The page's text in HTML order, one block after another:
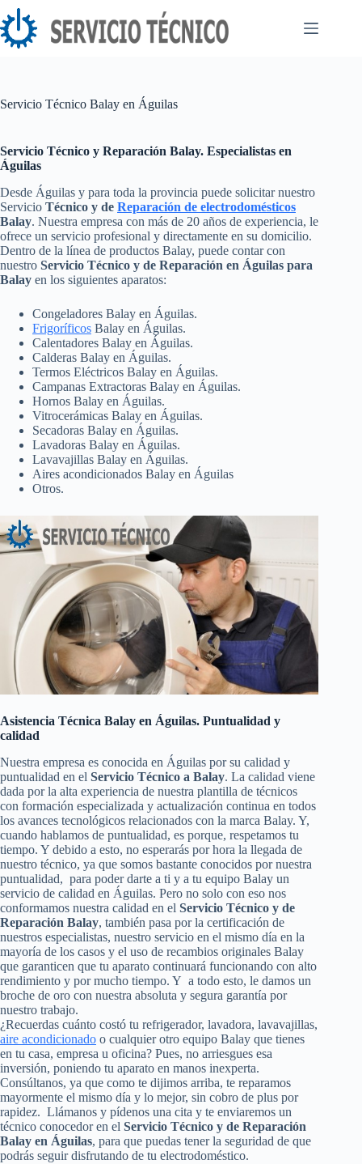
Saltar
al
contenido
Servicio Técnico Balay en Águilas
Servicio Técnico y Reparación Balay. Especialistas en
Águilas
Desde Águilas y para toda la provincia puede solicitar nuestro
Servicio Técnico y de Reparación de electrodomésticos
Balay. Nuestra empresa con más de 20 años de experiencia, le
ofrece un servicio profesional y directamente en su domicilio.
Dentro de la línea de productos Balay, puede contar con
nuestro Servicio Técnico y de Reparación en Águilas para
Balay en los siguientes aparatos:
Congeladores Balay en Águilas.
Frigoríficos Balay en Águilas.
Calentadores Balay en Águilas.
Calderas Balay en Águilas.
Termos Eléctricos Balay en Águilas.
Campanas Extractoras Balay en Águilas.
Hornos Balay en Águilas.
Vitrocerámicas Balay en Águilas.
Secadoras Balay en Águilas.
Lavadoras Balay en Águilas.
Lavavajillas Balay en Águilas.
Aires acondicionados Balay en Águilas
Otros.
Asistencia Técnica Balay en Águilas. Puntualidad y
calidad
Nuestra empresa es conocida en Águilas por su calidad y
puntualidad en el Servicio Técnico a Balay. La calidad viene
dada por la alta experiencia de nuestra plantilla de técnicos
con formación especializada y actualización continua en todos
los avances tecnológicos relacionados con la marca Balay. Y,
cuando hablamos de puntualidad, es porque, respetamos tu
tiempo. Y debido a esto, no esperarás por hora la llegada de
nuestro técnico, ya que somos bastante conocidos por nuestra
puntualidad, para poder darte a ti y a tu equipo Balay un
servicio de calidad en Águilas. Pero no solo con eso nos
conformamos nuestra calidad en el Servicio Técnico y de
Reparación Balay, también pasa por la certificación de
nuestros especialistas, nuestro servicio en el mismo día en la
mayoría de los casos y el uso de recambios originales Balay
que garanticen que tu aparato continuará funcionando con alto
rendimiento y por mucho tiempo. Y a todo esto, le damos un
broche de oro con nuestra absoluta y segura garantía por
nuestro trabajo.
¿Recuerdas cuánto costó tu refrigerador, lavadora, lavavajillas,
aire acondicionado o cualquier otro equipo Balay que tienes
en tu casa, empresa u oficina? Pues, no arriesgues esa
inversión, poniendo tu aparato en manos inexperta.
Consúltanos, ya que como te dijimos arriba, te reparamos
mayormente el mismo día y lo mejor, sin cobro de plus por
rapidez. Llámanos y pídenos una cita y te enviaremos un
técnico conocedor en el Servicio Técnico y de Reparación
Balay en Águilas, para que puedas tener la seguridad de que
podrás seguir disfrutando de tu electrodoméstico.